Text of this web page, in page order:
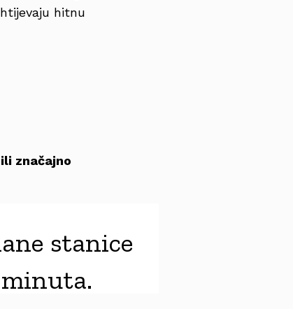
hitnu
značajno
stanice